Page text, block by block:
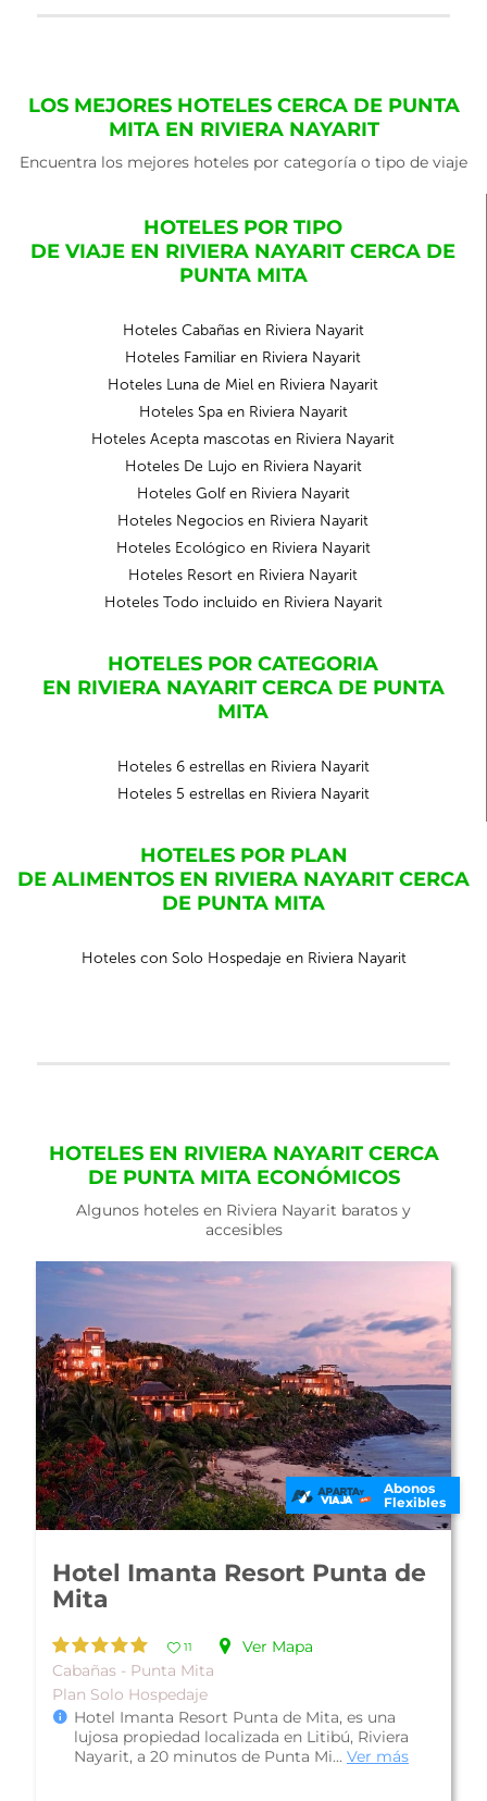
LOS MEJORES HOTELES CERCA DE PUNTA
MITA EN RIVIERA NAYARIT
Encuentra los mejores hoteles por categoría o tipo de viaje
HOTELES POR TIPO
DE VIAJE EN RIVIERA NAYARIT CERCA DE
PUNTA MITA
Hoteles Cabañas en Riviera Nayarit
Hoteles Familiar en Riviera Nayarit
Hoteles Luna de Miel en Riviera Nayarit
Hoteles Spa en Riviera Nayarit
Hoteles Acepta mascotas en Riviera Nayarit
Hoteles De Lujo en Riviera Nayarit
Hoteles Golf en Riviera Nayarit
Hoteles Negocios en Riviera Nayarit
Hoteles Ecológico en Riviera Nayarit
Hoteles Resort en Riviera Nayarit
Hoteles Todo incluido en Riviera Nayarit
HOTELES POR CATEGORIA
EN RIVIERA NAYARIT CERCA DE PUNTA
MITA
Hoteles 6 estrellas en Riviera Nayarit
Hoteles 5 estrellas en Riviera Nayarit
HOTELES POR PLAN
DE ALIMENTOS EN RIVIERA NAYARIT CERCA
DE PUNTA MITA
Hoteles con Solo Hospedaje en Riviera Nayarit
HOTELES EN RIVIERA NAYARIT CERCA
DE PUNTA MITA ECONÓMICOS
Algunos hoteles en Riviera Nayarit baratos y
accesibles
Abonos
Flexibles
La Tranquila Resort and Spa
De Lujo - Punta Mita
La Tranquila Breath Taking Resort & Spa Punta
de Mita se ubica frente a la playa en una zona
conocida como Litibú en Punta...